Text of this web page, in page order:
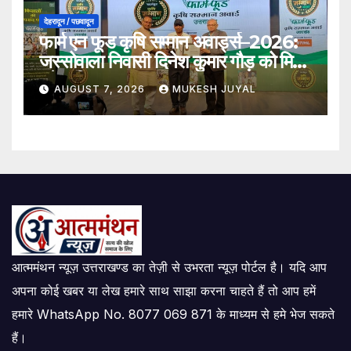
देहरादून / पछवादून
फार्म एन फूड कृषि सम्मान अवार्ड्स–2026:
जस्सोवाला निवासी दिनेश कुमार गौड़ को मिला
श्रेष्ठ किसान पुरस्कार
AUGUST 7, 2026 MUKESH JUYAL
आत्ममंथन न्यूज़ उत्तराखण्ड का तेज़ी से उभरता न्यूज़ पोर्टल है। यदि आप
अपना कोई खबर या लेख हमारे साथ साझा करना चाहते हैं तो आप हमें
हमारे WhatsApp No. 8077 069 871 के माध्यम से हमे भेज सकते
हैं।